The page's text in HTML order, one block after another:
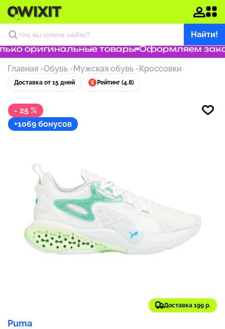
Найти!
оригинальные товары Оформляем заказ
Главная -Обувь -Мужская обувь -Кроссовки
Доставка от 15 дней Рейтинг (4.8)
- 25 %
+1069 бонусов
Доставка 199 р.
Puma